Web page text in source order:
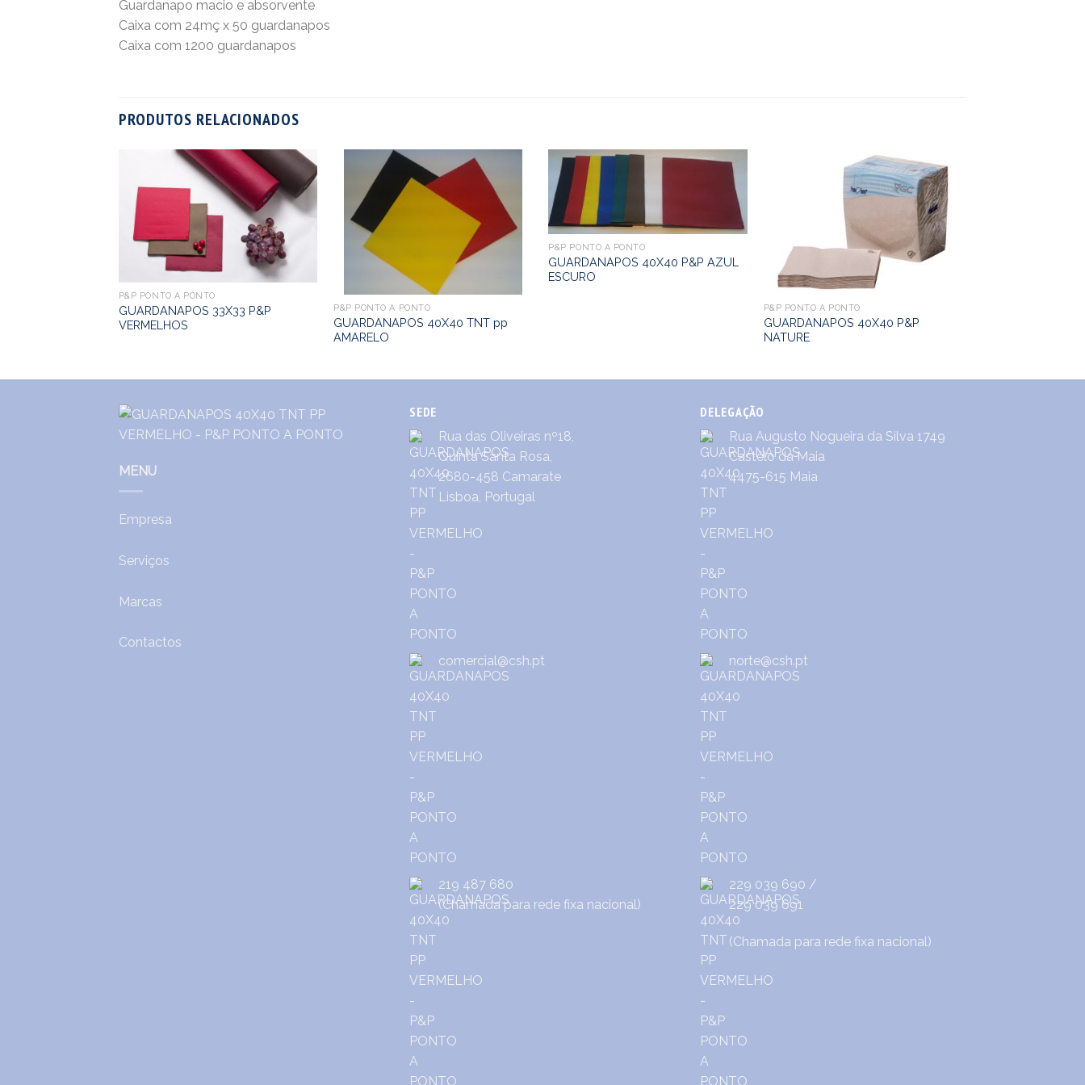
Guardanapo macio e absorvente
Caixa com 24mç x 50 guardanapos
Caixa com 1200 guardanapos
PRODUTOS RELACIONADOS
P&P PONTO A PONTO
GUARDANAPOS 33X33 P&P
VERMELHOS
P&P PONTO A PONTO
GUARDANAPOS 40X40 TNT pp
AMARELO
P&P PONTO A PONTO
GUARDANAPOS 40X40 P&P AZUL
ESCURO
P&P PONTO A PONTO
GUARDANAPOS 40X40 P&P
NATURE
MENU
Empresa
Serviços
Marcas
Contactos
SEDE
Rua das Oliveiras nº18,
Quinta Santa Rosa,
2680-458 Camarate
Lisboa, Portugal
comercial@csh.pt
219 487 680
(Chamada para rede fixa nacional)
DELEGAÇÃO
Rua Augusto Nogueira da Silva 1749
Castêlo da Maia
4475-615 Maia
norte@csh.pt
229 039 690 /
229 039 691
(Chamada para rede fixa nacional)